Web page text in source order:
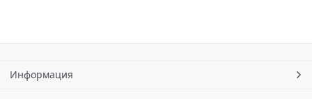
Информация